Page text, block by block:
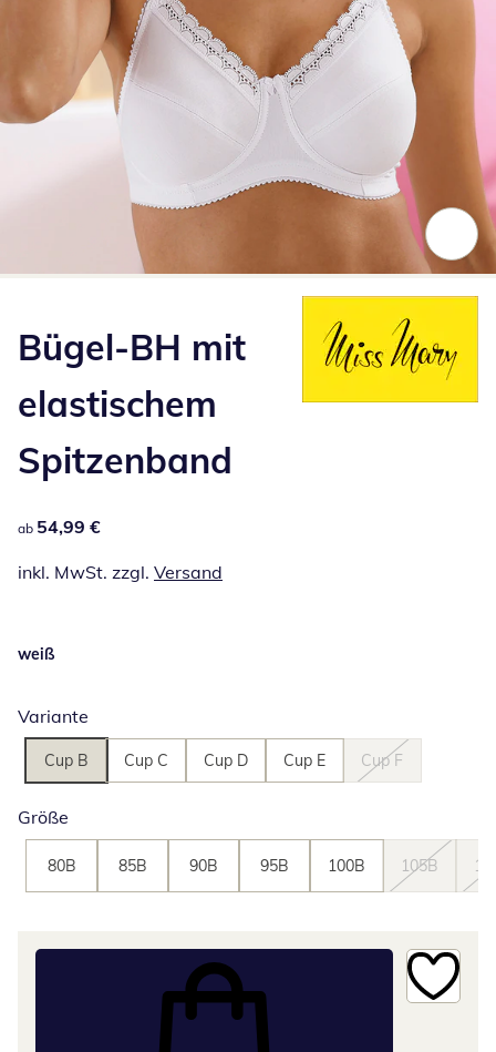
Bügel-BH mit
elastischem
Spitzenband
54,99 €
ab 54,99 €
inkl. MwSt. zzgl. Versand
weiß
Variante
Cup B Cup C Cup D Cup E Cup F
Größe
80B 85B 90B 95B 100B 105B